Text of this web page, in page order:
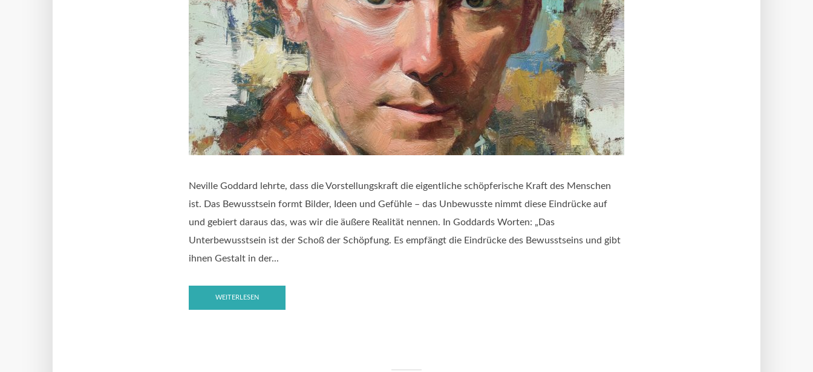
Neville Goddard lehrte, dass die Vorstellungskraft die eigentliche schöpferische Kraft des Menschen
ist. Das Bewusstsein formt Bilder, Ideen und Gefühle – das Unbewusste nimmt diese Eindrücke auf
und gebiert daraus das, was wir die äußere Realität nennen. In Goddards Worten: „Das
Unterbewusstsein ist der Schoß der Schöpfung. Es empfängt die Eindrücke des Bewusstseins und gibt
ihnen Gestalt in der...
WEITERLESEN